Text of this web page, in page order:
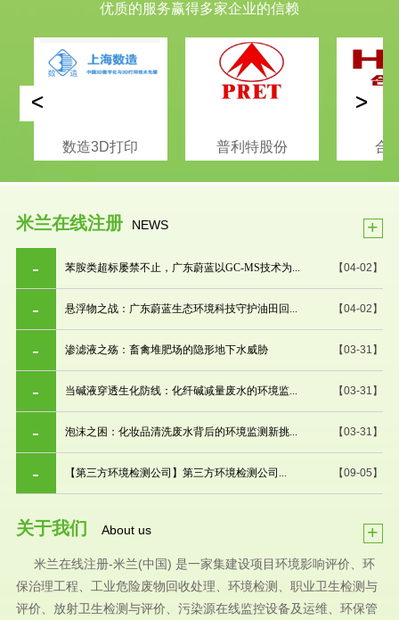
优质的服务赢得多家企业的信赖
数造3D打印 普利特股份 合
< >
米兰在线注册 NEWS +
【04-02】
苯胺类超标屡禁不止，广东蔚蓝以GC-MS技术为...
【04-02】
悬浮物之战：广东蔚蓝生态环境科技守护油田回...
【03-31】
渗滤液之殇：畜禽堆肥场的隐形地下水威胁
【03-31】
当碱液穿透生化防线：化纤碱减量废水的环境监...
【03-31】
泡沫之困：化妆品清洗废水背后的环境监测新挑...
【09-05】
【第三方环境检测公司】第三方环境检测公司...
关于我们 About us +
米兰在线注册-米兰(中国) 是一家集建设项目环境影响评价、环
保治理工程、工业危险废物回收处理、环境检测、职业卫生检测与
评价、放射卫生检测与评价、污染源在线监控设备及运维、环保管